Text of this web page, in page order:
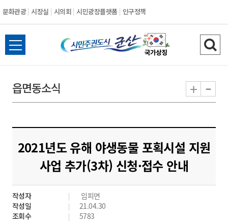
문화관광 시장실 시의회 시민광장플랫폼 인구정책
시
민
도
시
군
산
전
체
뉴
열
검
색
기
읍면동소식 + -
2021년도 유해 야생동물 포획시설 지원
사업 추가(3차) 신청·접수 안내
작성자
임피면
작성일
21.04.30
조회수
5783